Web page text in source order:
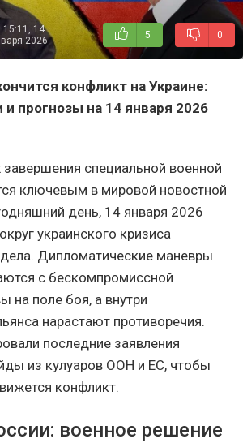
15:11, 14
2026
5 0
конфликт на Украине:
и прогнозы на 14 января 2026
специальной военной
ключевым в мировой новостной
день, 14 января 2026
украинского кризиса
Дипломатические маневры
с бескомпромиссной
на поле боя, а внутри
нарастают противоречия.
последние заявления
из кулуаров ООН и ЕС, чтобы
конфликт.
военное решение